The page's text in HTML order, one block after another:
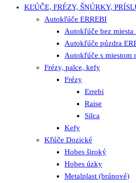
KĽÚČE, FRÉZY, ŠNÚRKY,
Autokľúče ERREBI
Autokľúče bez
Autokľúče púzdra
Autokľúče s miestom
Frézy, palce, kefy
Frézy
Errebi
Raise
Silca
Kefy
Kľúče Dozické
Hobes široký
Hobes úzky
Metalplast (bránové)